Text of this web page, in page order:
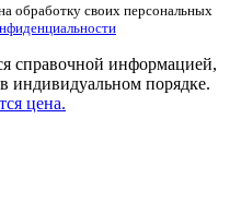
обработку своих персональных
справочной информацией,
индивидуальном порядке.
цена.